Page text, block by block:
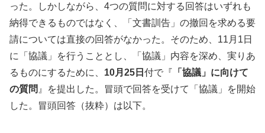
った。しかしながら、4つの質問に対する回答はいずれも
納得できるものではなく、「文書訓告」の撤回を求める要
請については直接の回答がなかった。そのため、11月1日
に「協議」を行うこととし、「協議」内容を深め、実りあ
るものにするために、 10月25日 付で『 「協議」に向けて
の質問 』を提出した。冒頭で回答を受けて「協議」を開始
した。冒頭回答（抜粋）は以下。